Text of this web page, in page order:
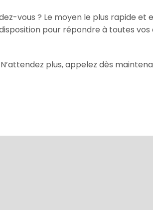
vous ? Le moyen le plus rapide
pour répondre à toutes
plus, appelez dès